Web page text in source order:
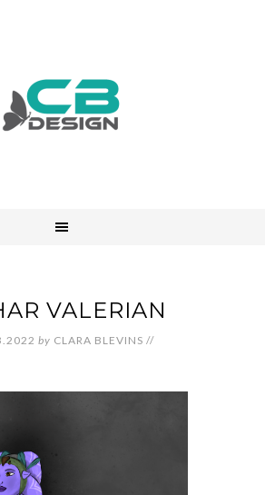
VALERIAN
by CLARA BLEVINS //